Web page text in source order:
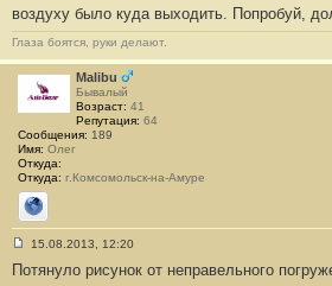
б
щ
и
#
воздуху было куда выходить. Попробуй,
Глаза боятся, руки делают.
Malibu
Бывалый
Возраст: 41
Репутация: 64
Сообщения: 189
Имя: Олег
Откуда:
Откуда: г.Комсомольск-на-Амуре
Сайт
о
15.08.2013, 12:20
Потянуло рисунок от неправельного